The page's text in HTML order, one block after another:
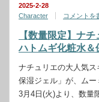
2025-2-28
Character
コメントを
【数量限定】ナ
ハトムギ化粧水＆
ナチュリエの大人気
保湿ジェル」が、ム
3月4日(火)より、数量